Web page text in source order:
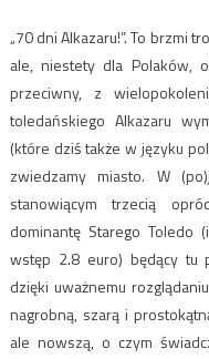
„70 dni Alkazaru!”. To brzmi
ale, niestety dla Polaków,
przeciwny, z
toledańskiego Alkazaru
(które dziś także w języku
zwiedzamy miasto. W
stanowiącym trzecią
dominantę Starego Toledo
wstęp 2.8 euro) będący tu
dzięki uważnemu
nagrobną, szarą i
ale nowszą, o czym